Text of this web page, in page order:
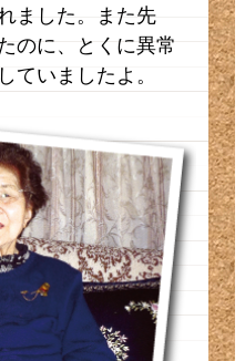
ました。また先
のに、とくに異常
ていましたよ。